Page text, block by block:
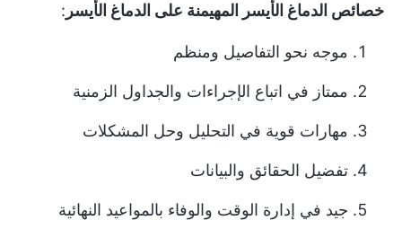
خصائص الدماغ الأيسر المهيمنة على الدماغ الأيسر :
موجه نحو التفاصيل ومنظم
ممتاز في اتباع الإجراءات والجداول الزمنية
مهارات قوية في التحليل وحل المشكلات
تفضيل الحقائق والبيانات
جيد في إدارة الوقت والوفاء بالمواعيد النهائية